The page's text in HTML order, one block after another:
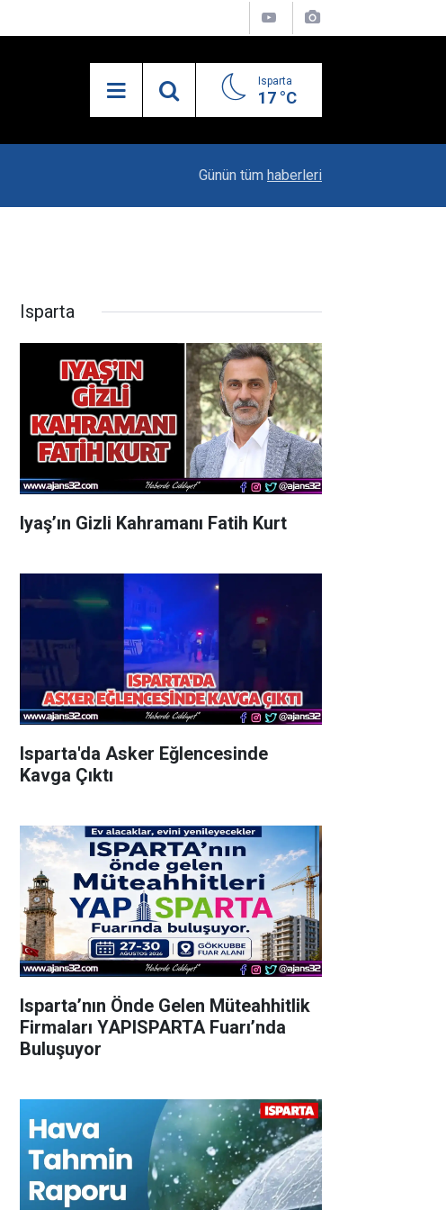
Isparta
17 °C
Uzaktan Hasta Değerlendirme Sistemi İle Yeni
Günün tüm haberleri
Isparta
Iyaş’ın Gizli Kahramanı Fatih Kurt
Isparta'da Asker Eğlencesinde
Kavga Çıktı
Isparta’nın Önde Gelen Müteahhitlik
Firmaları YAPISPARTA Fuarı’nda
Buluşuyor